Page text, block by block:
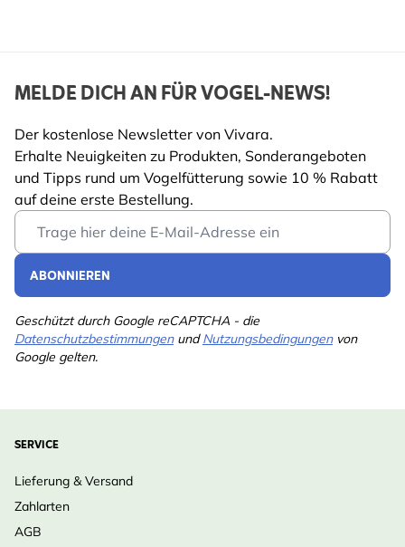
Tannenmeise,
Haubenmeise,
Schwanzmeise,
Haussperling,
Feldsperling,
Rotkehlchen, Singdrossel,
MELDE DICH AN FÜR VOGEL-NEWS!
Der kostenlose Newsletter von Vivara.
Erhalte Neuigkeiten zu Produkten, Sonderangeboten
und Tipps rund um Vogelfütterung sowie 10 % Rabatt
auf deine erste Bestellung.
Email Address
ABONNIEREN
Geschützt durch Google reCAPTCHA - die
DatenschutzbestimmungenundNutzungsbedingungenvon
Google gelten.
SERVICE
Lieferung & Versand
Zahlarten
AGB